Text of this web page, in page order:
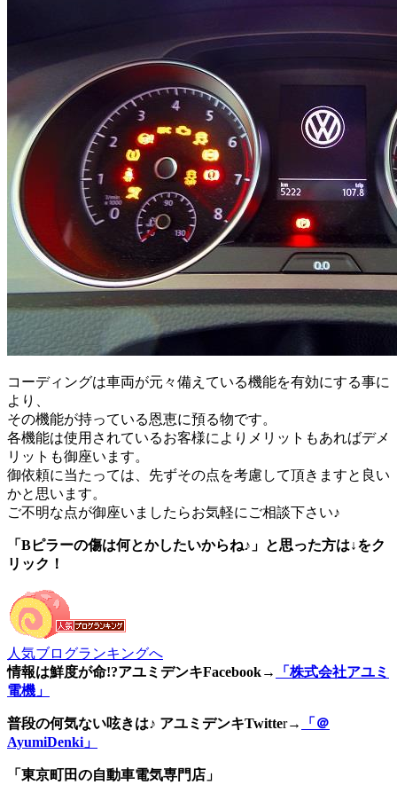
コーディングは車両が元々備えている機能を有効にする事に
より、
その機能が持っている恩恵に預る物です。
各機能は使用されているお客様によりメリットもあればデメ
リットも御座います。
御依頼に当たっては、先ずその点を考慮して頂きますと良い
かと思います。
ご不明な点が御座いましたらお気軽にご相談下さい♪
「Bピラーの傷は何とかしたいからね♪」と思った方は↓をク
リック！
人気ブログランキングへ
情報は鮮度が命!?アユミデンキFacebook→
「株式会社アユミ
電機」
普段の何気ない呟きは♪ アユミデンキTwitter→
「＠
AyumiDenki」
「東京町田の自動車電気専門店」